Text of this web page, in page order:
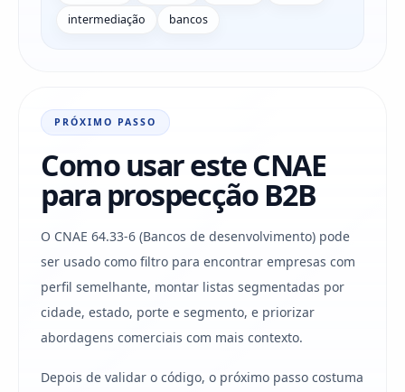
intermediação
bancos
PRÓXIMO PASSO
Como usar este CNAE
para prospecção B2B
O CNAE 64.33-6 (Bancos de desenvolvimento) pode
ser usado como filtro para encontrar empresas com
perfil semelhante, montar listas segmentadas por
cidade, estado, porte e segmento, e priorizar
abordagens comerciais com mais contexto.
Depois de validar o código, o próximo passo costuma